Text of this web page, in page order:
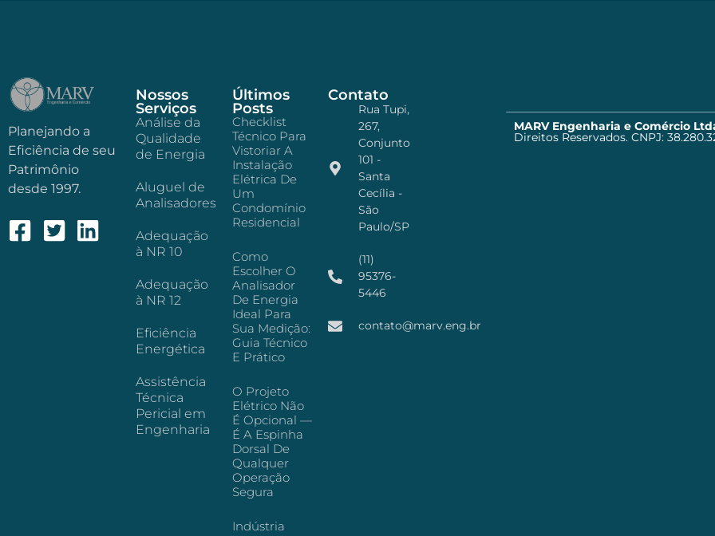
Planejando a
Eficiência de seu
Patrimônio
desde 1997.
Nossos
Serviços
Análise da
Qualidade
de Energia
Aluguel de
Analisadores
Adequação
à NR 10
Adequação
à NR 12
Eficiência
Energética
Assistência
Técnica
Pericial em
Engenharia
Últimos
Posts
Checklist
Técnico Para
Vistoriar A
Instalação
Elétrica De
Um
Condomínio
Residencial
Como
Escolher O
Analisador
De Energia
Ideal Para
Sua Medição:
Guia Técnico
E Prático
O Projeto
Elétrico Não
É Opcional —
É A Espinha
Dorsal De
Qualquer
Operação
Segura
Indústria
Contato
Rua Tupi,
267,
Conjunto
101 -
Santa
Cecília -
São
Paulo/SP
(11)
95376-
5446
contato@marv.eng.br
MARV Engenharia e Comércio
Direitos Reservados. CNPJ: